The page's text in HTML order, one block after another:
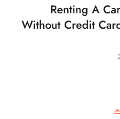
Renting A
Without Credit